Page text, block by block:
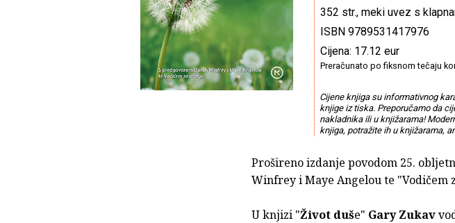
352 str., meki uvez s
ISBN 9789531417976
Cijena: 17.12 eur
Preračunato po fiksnom tečaju
Cijene knjiga su informativnog
knjige iz tiska. Preporučamo da
nakladnika ili u knjižarama!
knjiga, potražite ih u knjižarama,
Prošireno izdanje povodom 25.
Winfrey i Maye Angelou te "Vodičem
U knjizi "Život duše" Gary Zukav